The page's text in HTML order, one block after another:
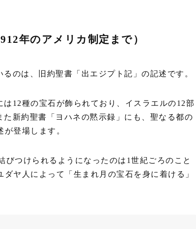
年のアメリカ制定まで）
のは、旧約聖書「出エジプト記」の記述です。
12種の宝石が飾られており、イスラエルの12部
新約聖書「ヨハネの黙示録」にも、聖なる都の
登場します。
びつけられるようになったのは1世紀ごろのこと
ヤ人によって「生まれ月の宝石を身に着ける」